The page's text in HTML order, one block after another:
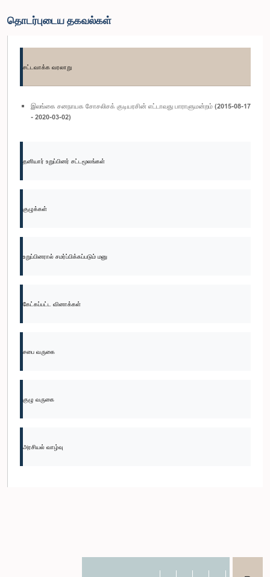
தொடர்புடைய தகவல்கள்
சட்டவாக்க வரலாறு
இலங்கை சனநாயக சோசலிசக் குடியரசின் எட்டாவது பாராளுமன்றம் (2015-08-17
- 2020-03-02)
தனியார் உறுப்பினர் சட்டமூலங்கள்
குழுக்கள்
உறுப்பினரால் சமர்ப்பிக்கப்படும் மனு
கேட்கப்பட்ட வினாக்கள்
சபை வருகை
குழு வருகை
அரசியல் வாழ்வு